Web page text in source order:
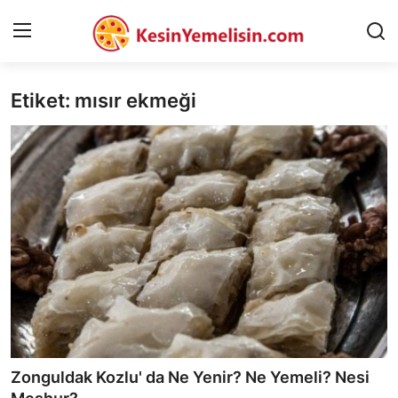
AnaSayfa
Gizlilik Sözleşmesi
Rüya Tabirleri
Diyet & Sağlıklı Beslenme
İletişim
Şehirler
Helal Gıda & Dini Hükümler
Gıda Güvenliği & Bilimi
Etiket: mısır ekmeği
Zonguldak Kozlu' da Ne Yenir? Ne Yemeli? Nesi